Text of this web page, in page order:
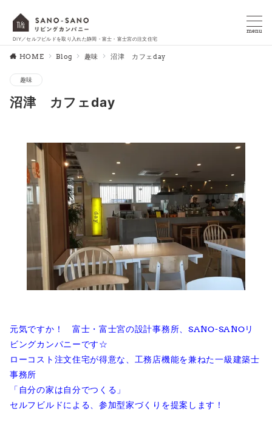
menu
DIY／セルフビルドを取り入れた静岡・富士・富士宮の注文住宅
HOME Blog 趣味 沼津 カフェday
趣味
沼津 カフェday
元気ですか！ 富士・富士宮の設計事務所、SANO-SANOリ
ビングカンパニーです☆
ローコスト注文住宅が得意な、工務店機能を兼ねた一級建築士
事務所
「自分の家は自分でつくる」
セルフビルドによる、参加型家づくりを提案します！